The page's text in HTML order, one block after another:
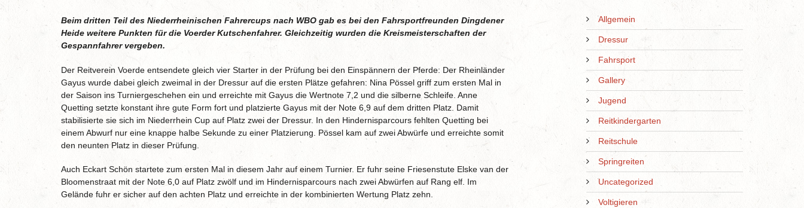
Beim dritten Teil des Niederrheinischen Fahrercups nach WBO gab es bei den Fahrsportfreunden Dingdener
Heide weitere Punkten für die Voerder Kutschenfahrer. Gleichzeitig wurden die Kreismeisterschaften der
Gespannfahrer vergeben.
Der Reitverein Voerde entsendete gleich vier Starter in der Prüfung bei den Einspännern der Pferde: Der Rheinländer
Gayus wurde dabei gleich zweimal in der Dressur auf die ersten Plätze gefahren: Nina Pössel griff zum ersten Mal in
der Saison ins Turniergeschehen ein und erreichte mit Gayus die Wertnote 7,2 und die silberne Schleife. Anne
Quetting setzte konstant ihre gute Form fort und platzierte Gayus mit der Note 6,9 auf dem dritten Platz. Damit
stabilisierte sie sich im Niederrhein Cup auf Platz zwei der Dressur. In den Hindernisparcours fehlten Quetting bei
einem Abwurf nur eine knappe halbe Sekunde zu einer Platzierung. Pössel kam auf zwei Abwürfe und erreichte somit
den neunten Platz in dieser Prüfung.
Auch Eckart Schön startete zum ersten Mal in diesem Jahr auf einem Turnier. Er fuhr seine Friesenstute Elske van der
Bloomenstraat mit der Note 6,0 auf Platz zwölf und im Hindernisparcours nach zwei Abwürfen auf Rang elf. Im
Gelände fuhr er sicher auf den achten Platz und erreichte in der kombinierten Wertung Platz zehn.
Allgemein
Dressur
Fahrsport
Gallery
Jugend
Reitkindergarten
Reitschule
Springreiten
Uncategorized
Voltigieren